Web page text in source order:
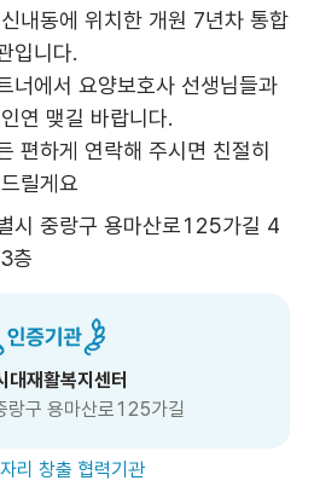
내동에 위치한 개원 7년차 통합
입니다.
너에서 요양보호사 선생님들과
연 맺길 바랍니다.
편하게 연락해 주시면 친절히
릴게요
시 중랑구 용마산로125가길 4
층
대재활복지센터
랑구 용마산로125가길
리 창출 협력기관